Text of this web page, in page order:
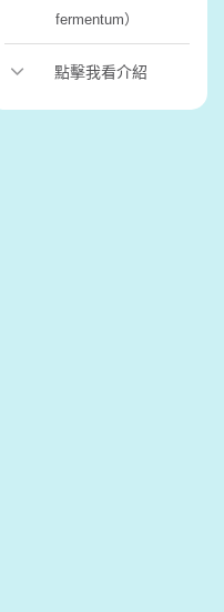
fermentum）
點擊我看介紹